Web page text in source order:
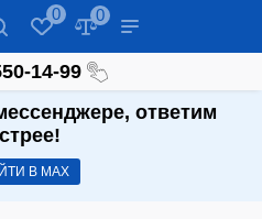
0 0
14-99
ответим
В МАХ